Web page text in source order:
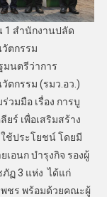
1 สำนักงานปลัด
ตกรรม
มนตรีว่าการ
ตกรรม (รมว.อว.)
วมมือ เรื่อง การบู
ร์ เพื่อเสริมสร้าง
ช้ประโยชน์ โดยมี
อนก บำรุงกิจ รองผู้
ฏ 3 แห่ง ได้แก่
พชร พร้อมด้วยคณะผู้